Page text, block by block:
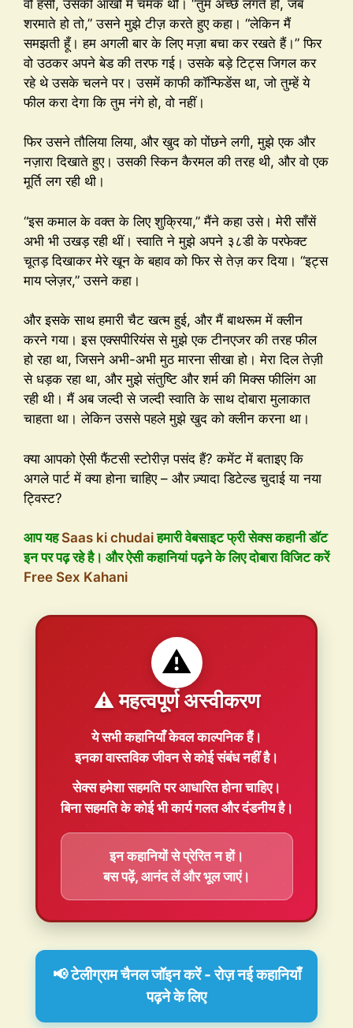
वो हँसी, उसकी आँखों में चमक थी। “तुम अच्छे लगते हो, जब
शरमाते हो तो,” उसने मुझे टीज़ करते हुए कहा। “लेकिन मैं
समझती हूँ। हम अगली बार के लिए मज़ा बचा कर रखते हैं।” फिर
वो उठकर अपने बेड की तरफ गई। उसके बड़े टिट्स जिगल कर
रहे थे उसके चलने पर। उसमें काफी कॉन्फिडेंस था, जो तुम्हें ये
फील करा देगा कि तुम नंगे हो, वो नहीं।
फिर उसने तौलिया लिया, और खुद को पोंछने लगी, मुझे एक और
नज़ारा दिखाते हुए। उसकी स्किन कैरमल की तरह थी, और वो एक
मूर्ति लग रही थी।
“इस कमाल के वक्त के लिए शुक्रिया,” मैंने कहा उसे। मेरी साँसें
अभी भी उखड़ रही थीं। स्वाति ने मुझे अपने ३८डी के परफेक्ट
चूतड़ दिखाकर मेरे खून के बहाव को फिर से तेज़ कर दिया। “इट्स
माय प्लेज़र,” उसने कहा।
और इसके साथ हमारी चैट खत्म हुई, और मैं बाथरूम में क्लीन
करने गया। इस एक्सपीरियंस से मुझे एक टीनएजर की तरह फील
हो रहा था, जिसने अभी-अभी मुठ मारना सीखा हो। मेरा दिल तेज़ी
से धड़क रहा था, और मुझे संतुष्टि और शर्म की मिक्स फीलिंग आ
रही थी। मैं अब जल्दी से जल्दी स्वाति के साथ दोबारा मुलाकात
चाहता था। लेकिन उससे पहले मुझे खुद को क्लीन करना था।
क्या आपको ऐसी फैंटसी स्टोरीज़ पसंद हैं? कमेंट में बताइए कि
अगले पार्ट में क्या होना चाहिए – और ज़्यादा डिटेल्ड चुदाई या नया
ट्विस्ट?
आप यहSaas ki chudaiहमारी वेबसाइट फ्री सेक्स कहानी डॉट
इन पर पढ़ रहे है। और ऐसी कहानियां पढ़ने के लिए दोबारा विजिट करें
Free Sex Kahani
⚠️
⚠️ महत्वपूर्ण अस्वीकरण
ये सभी कहानियाँकेवल काल्पनिकहैं।
इनका वास्तविक जीवन से कोई संबंध नहीं है।
सेक्स हमेशासहमतिपर आधारित होना चाहिए।
बिना सहमति के कोई भी कार्य गलत और दंडनीय है।
इन कहानियों से प्रेरित न हों।
बस पढ़ें, आनंद लें और भूल जाएं।
📢 टेलीग्राम चैनल जॉइन करें - रोज़ नई कहानियाँ
पढ़ने के लिए